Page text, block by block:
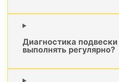
Диагностика
выполнять регулярно?